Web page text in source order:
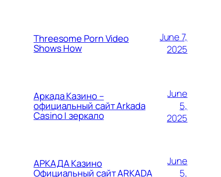
Threesome Porn Video
Shows How
June 7,
2025
Аркада Казино –
официальный сайт Arkada
Casino | зеркало
June
5,
2025
АРКАДА Казино
Официальный сайт ARKADA
June
5,